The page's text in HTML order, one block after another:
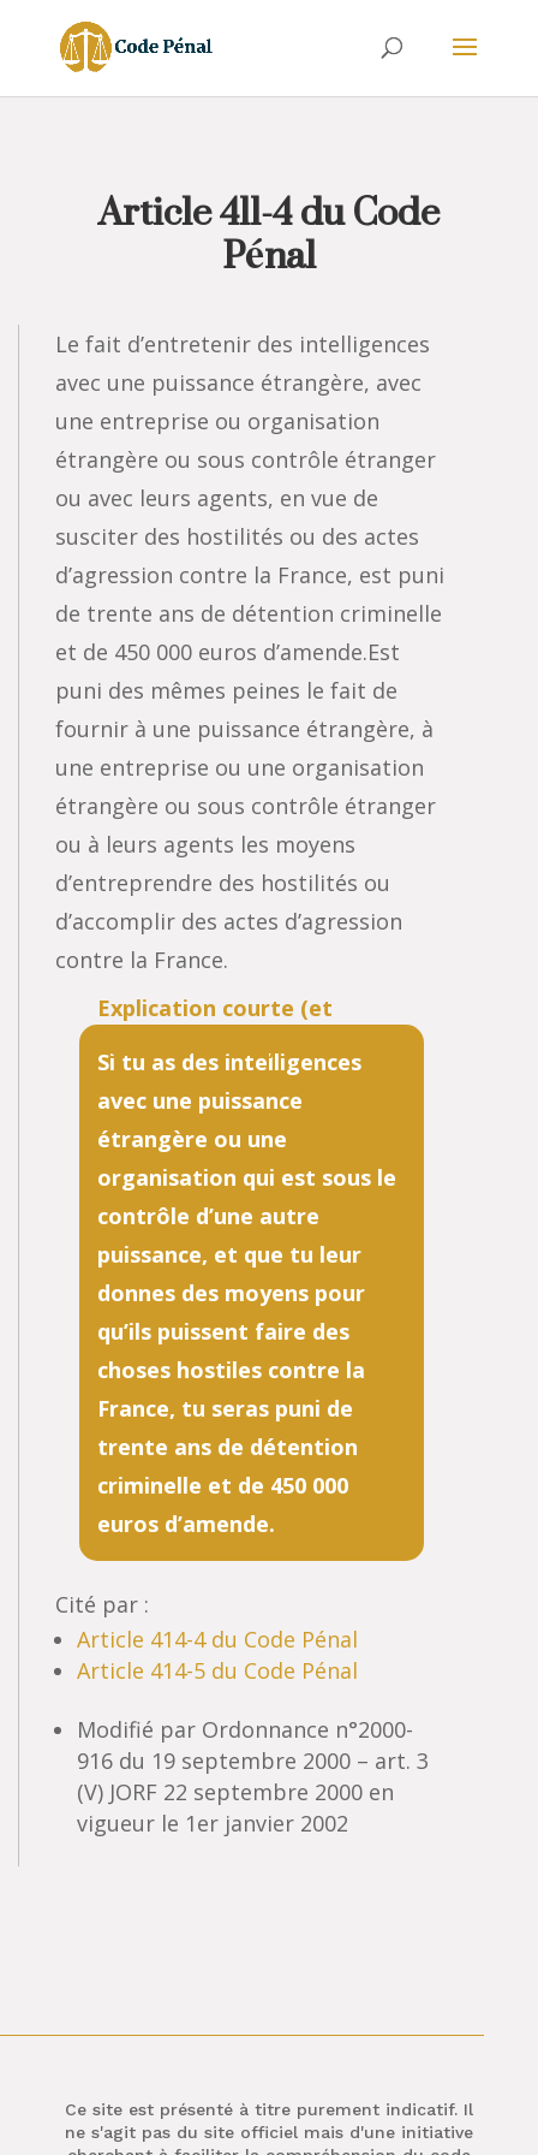
Article 411-4 du Code
Pénal
Le fait d’entretenir des intelligences
avec une puissance étrangère, avec
une entreprise ou organisation
étrangère ou sous contrôle étranger
ou avec leurs agents, en vue de
susciter des hostilités ou des actes
d’agression contre la France, est puni
de trente ans de détention criminelle
et de 450 000 euros d’amende.Est
puni des mêmes peines le fait de
fournir à une puissance étrangère, à
une entreprise ou une organisation
étrangère ou sous contrôle étranger
ou à leurs agents les moyens
d’entreprendre des hostilités ou
d’accomplir des actes d’agression
contre la France.
Si tu as des intelligences
avec une puissance
étrangère ou une
organisation qui est sous le
contrôle d’une autre
puissance, et que tu leur
donnes des moyens pour
qu’ils puissent faire des
choses hostiles contre la
France, tu seras puni de
trente ans de détention
criminelle et de 450 000
euros d’amende.
Cité par :
Article 414-4 du Code Pénal
Article 414-5 du Code Pénal
Modifié par Ordonnance n°2000-
916 du 19 septembre 2000 – art. 3
(V) JORF 22 septembre 2000 en
vigueur le 1er janvier 2002
Ce site est présenté à titre purement indicatif. Il
ne s'agit pas du site officiel mais d'une initiative